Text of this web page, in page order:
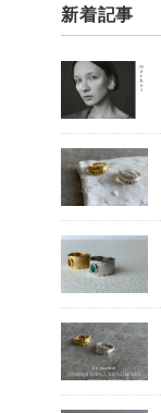
新着記事